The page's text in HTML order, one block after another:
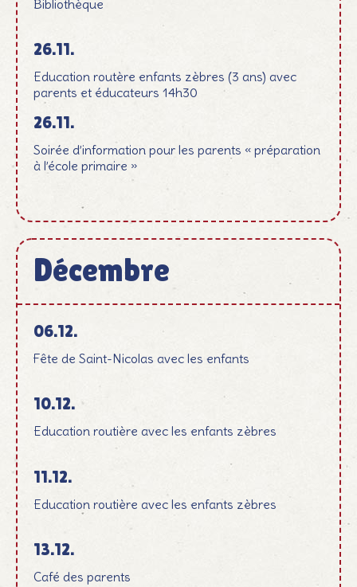
Bibliothèque
26.11.
Education routère enfants zèbres (3 ans) avec
parents et éducateurs 14h30
26.11.
Soirée d’information pour les parents « préparation
à l’école primaire »
Décembre
Dezember
06.12.
Fête de Saint-Nicolas avec les enfants
10.12.
Education routière avec les enfants zèbres
11.12.
Education routière avec les enfants zèbres
13.12.
Café des parents